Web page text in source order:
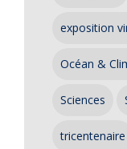
exposition
Océan &
Sciences
tricentenaire